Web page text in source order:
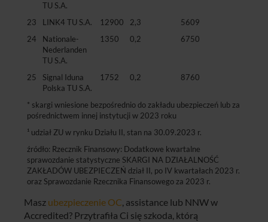
TU S.A.
23 LINK4 TU S.A. 12900 2,3
5609
24
Nationale-
Nederlanden
TU S.A.
1350 0,2 6750
25
Signal Iduna
Polska TU S.A.
1752 0,2 8760
* skargi wniesione bezpośrednio do zakładu ubezpieczeń lub za
pośrednictwem innej instytucji w 2023 roku
¹ udział ZU w rynku Działu II, stan na 30.09.2023 r.
źródło: Rzecznik Finansowy: Dodatkowe kwartalne
sprawozdanie statystyczne SKARGI NA DZIAŁALNOŚĆ
ZAKŁADÓW UBEZPIECZEŃ dział II, po IV kwartałach 2023 r.
oraz Sprawozdanie Rzecznika Finansowego za 2023 r.
Masz ubezpieczenie OC, assistance lub NNW w
Accredited? Przytrafiła Ci się szkoda, którą